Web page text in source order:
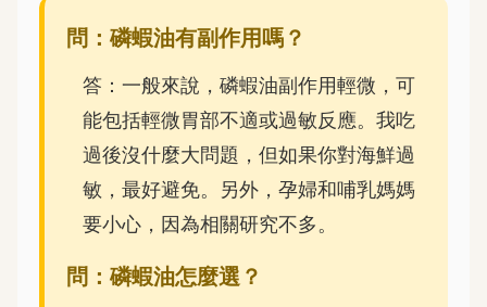
問：磷蝦油有副作用嗎？
答：一般來說，磷蝦油副作用輕微，可
能包括輕微胃部不適或過敏反應。我吃
過後沒什麼大問題，但如果你對海鮮過
敏，最好避免。另外，孕婦和哺乳媽媽
要小心，因為相關研究不多。
問：磷蝦油怎麼選？